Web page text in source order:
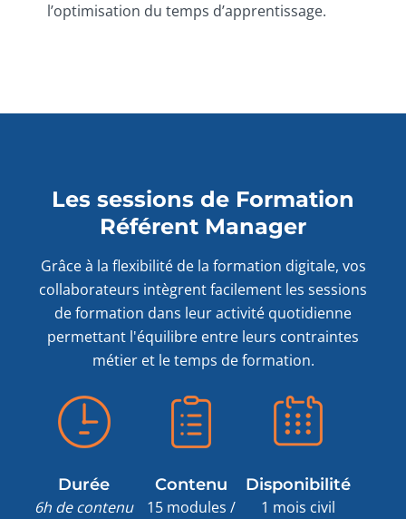
l’optimisation du temps d’apprentissage.
Les sessions de Formation
Référent Manager
Grâce à la flexibilité de la formation digitale, vos
collaborateurs intègrent facilement les sessions
de formation dans leur activité quotidienne
permettant l'équilibre entre leurs contraintes
métier et le temps de formation.
Durée
6h de contenu
Contenu
15 modules /
Disponibilité
1 mois civil